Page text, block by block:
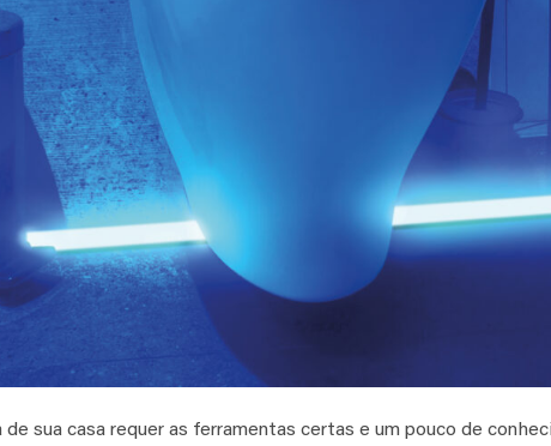
de sua casa requer as ferramentas certas e um pouco de